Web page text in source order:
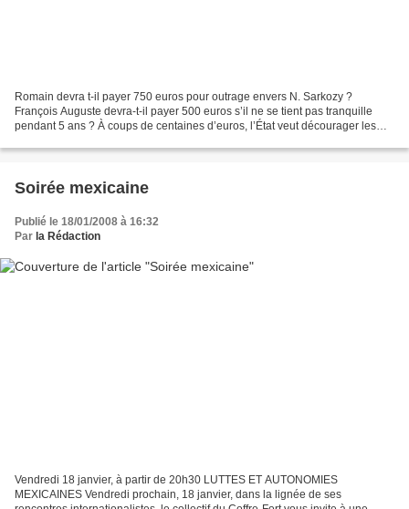
Romain devra t-il payer 750 euros pour outrage envers N. Sarkozy ?
François Auguste devra-t-il payer 500 euros s’il ne se tient pas tranquille
pendant 5 ans ? À coups de centaines d’euros, l’État veut décourager les
Soirée mexicaine
Publié le 18/01/2008 à 16:32
Par la Rédaction
Vendredi 18 janvier, à partir de 20h30 LUTTES ET AUTONOMIES
MEXICAINES Vendredi prochain, 18 janvier, dans la lignée de ses